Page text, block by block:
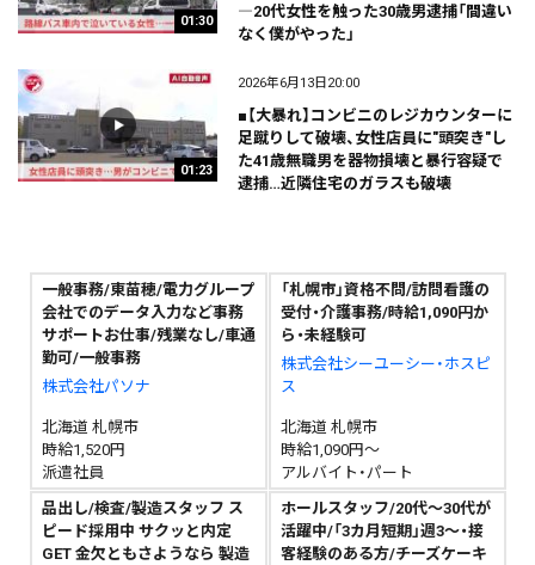
01:30
―20代女性を触った30歳男逮捕「間違い
なく僕がやった」
01:23
2026年6月13日20:00
■【大暴れ】コンビニのレジカウンターに
足蹴りして破壊、女性店員に"頭突き"し
た41歳無職男を器物損壊と暴行容疑で
逮捕…近隣住宅のガラスも破壊
一般事務/東苗穂/電力グループ
会社でのデータ入力など事務
サポートお仕事/残業なし/車通
勤可/一般事務
株式会社パソナ
北海道 札幌市
時給1,520円
派遣社員
「札幌市」資格不問/訪問看護の
受付・介護事務/時給1,090円か
ら・未経験可
株式会社シーユーシー・ホスピ
ス
北海道 札幌市
時給1,090円～
アルバイト・パート
品出し/検査/製造スタッフ ス
ピード採用中 サクッと内定
GET 金欠ともさようなら 製造
ホールスタッフ/20代～30代が
活躍中/「3カ月短期」週3～・接
客経験のある方/チーズケーキ